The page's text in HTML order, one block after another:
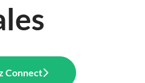
Connect